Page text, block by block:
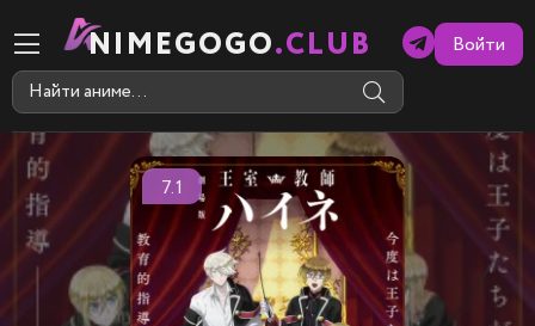
NIMEGOGO.CLUB Войти
7.1